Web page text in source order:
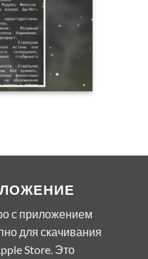
с приложением
для скачивания
Store. Это